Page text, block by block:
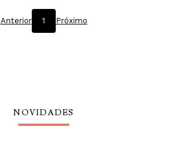
Anterior 1 Próximo
NOVIDADES